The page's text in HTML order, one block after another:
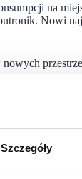
Szczegóły
na
Nowi
i CCC w
handlowe w
spędzania